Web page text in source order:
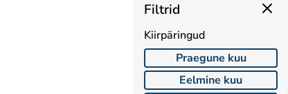
Filtrid
Kiirpäringud
Praegune kuu
Eelmine kuu